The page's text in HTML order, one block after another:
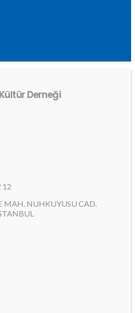
Derneği
12
MAH. NUHKUYUSU CAD.